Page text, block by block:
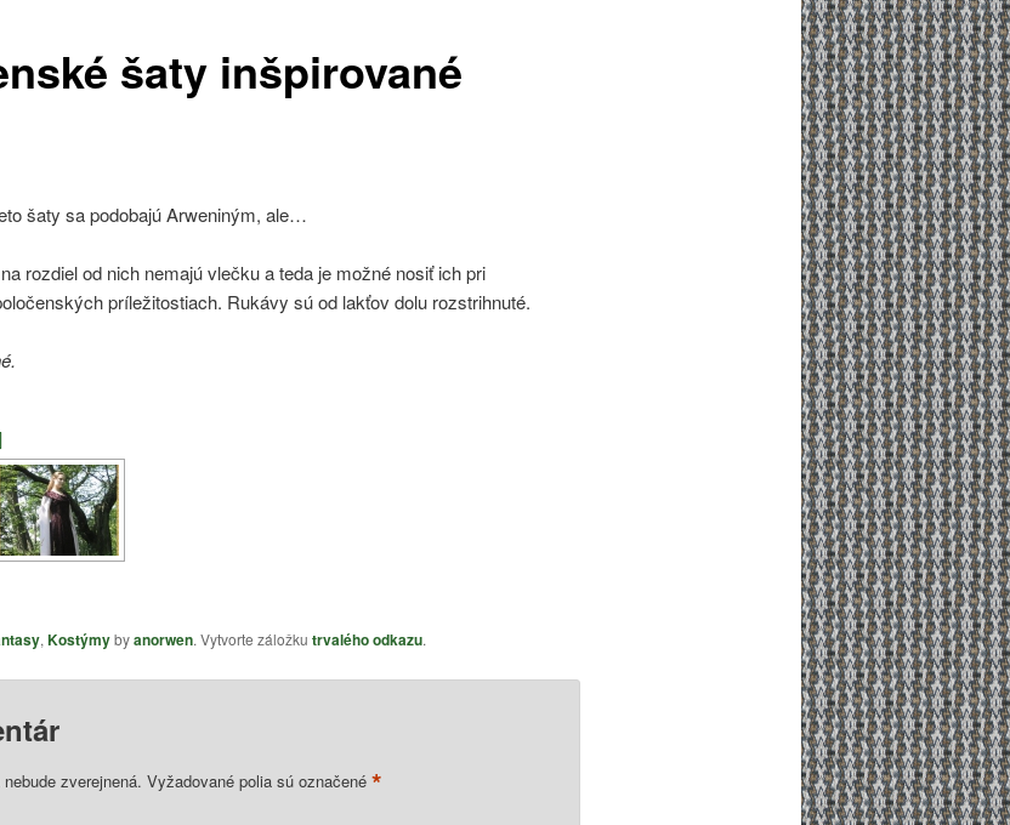
šaty inšpirované
šaty sa podobajú Arweniným, ale…
rozdiel od nich nemajú vlečku a teda je možné nosiť ich pri
príležitostiach. Rukávy sú od lakťov dolu rozstrihnuté.
, Kostýmybyanorwen. Vytvorte záložku trvalého odkazu.
zverejnená. Vyžadované polia sú označené *